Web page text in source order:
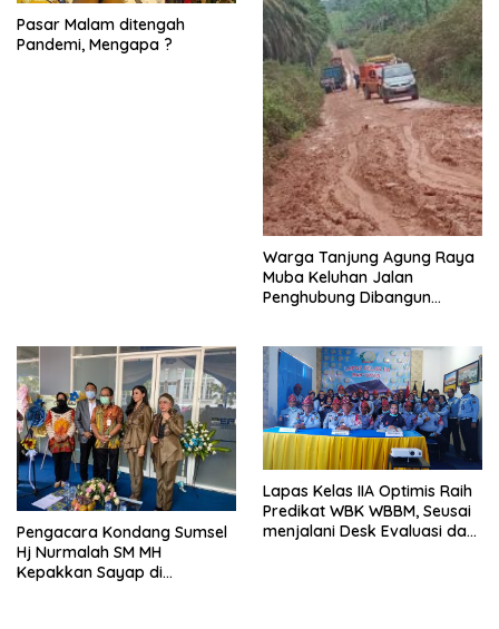
Pasar Malam ditengah
Pandemi, Mengapa ?
Warga Tanjung Agung Raya
Muba Keluhan Jalan
Penghubung Dibangun
Pengacara Kondang Sumsel
Hj Nurmalah SM MH
Kepakkan Sayap di
Lapas Kelas IIA Optimis Raih
Predikat WBK WBBM, Seusai
menjalani Desk Evaluasi dari